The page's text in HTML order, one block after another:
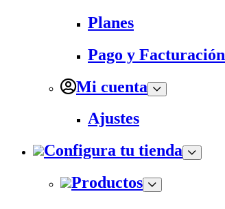
Planes
Pago y Facturación
Mi cuenta
Ajustes
Configura tu tienda
Productos